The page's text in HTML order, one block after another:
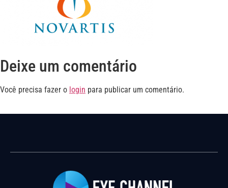
Deixe um comentário
Você precisa fazer o login para publicar um comentário.